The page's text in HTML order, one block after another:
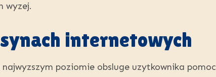
wyzej.
internetowych
poziomie obsluge uzytkownika pomoc